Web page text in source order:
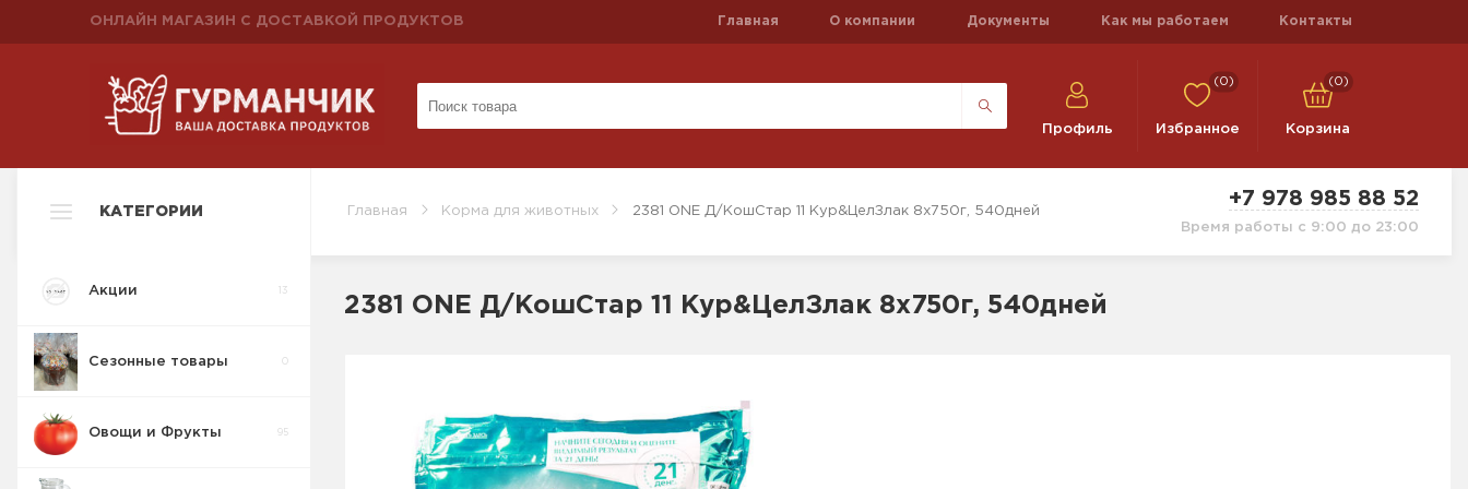
ОНЛАЙН МАГАЗИН С ДОСТАВКОЙ ПРОДУКТОВ Главная О компании Документы Как мы работаем Контакты
Профиль
(0)
Избранное
(0)
Корзина
Главная Корма для животных 2381 ONE Д/КошСтар 11 Кур&ЦелЗлак 8x750г, 540дней
+7 978 985 88 52
Время работы с 9:00 до 23:00
КАТЕГОРИИ
Акции 13
Сезонные товары
Овощи и Фрукты 95
2381 ONE Д/КошСтар 11 Кур&ЦелЗлак 8x750г, 540дней